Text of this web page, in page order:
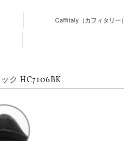
Caffitaly（カフィタリー）
ク HC7106BK